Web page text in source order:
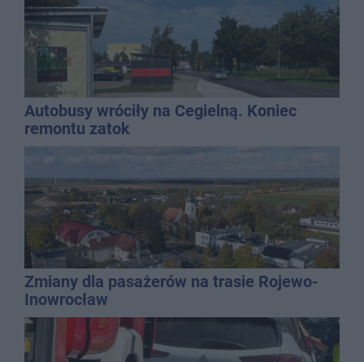
Autobusy wróciły na Cegielną. Koniec
remontu zatok
Zmiany dla pasażerów na trasie Rojewo-
Inowrocław